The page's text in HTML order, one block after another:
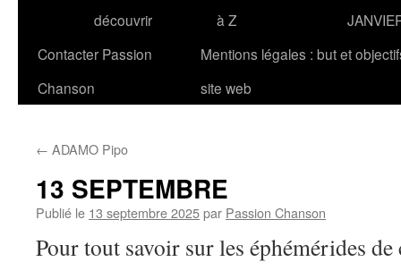
découvrir
à Z
Contacter Passion
Chanson
Mentions légales : but et
site web
← ADAMO Pipo
13 SEPTEMBRE
Publié le 13 septembre 2025par Passion Chanson
Pour tout savoir sur les éphémérides